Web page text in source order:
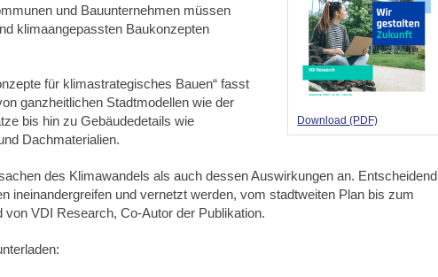
Download (PDF)
und Bauunternehmen müssen
klimaangepassten Baukonzepten
für klimastrategisches Bauen“ fasst
ganzheitlichen Stadtmodellen wie der
bis hin zu Gebäudedetails wie
Dachmaterialien.
des Klimawandels als auch dessen Auswirkungen an. Entscheidend
ineinandergreifen und vernetzt werden, vom stadtweiten Plan bis zum
VDI Research, Co-Autor der Publikation.